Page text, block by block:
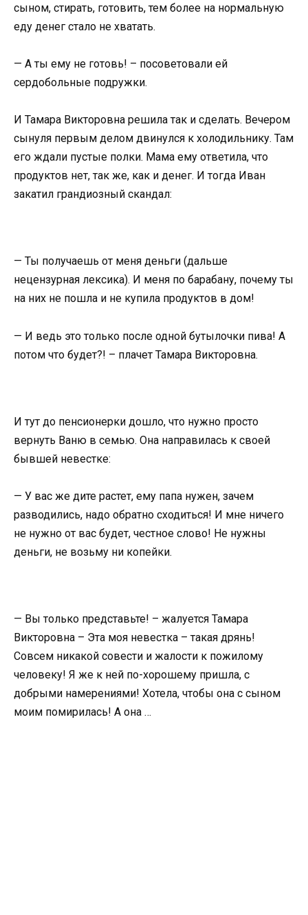
сыном, стирать, готовить, тем более на нормальную
еду денег стало не хватать.
— А ты ему не готовь! – посоветовали ей
сердобольные подружки.
И Тамара Викторовна решила так и сделать. Вечером
сынуля первым делом двинулся к холодильнику. Там
его ждали пустые полки. Мама ему ответила, что
продуктов нет, так же, как и денег. И тогда Иван
закатил грандиозный скандал:
— Ты получаешь от меня деньги (дальше
нецензурная лексика). И меня по барабану, почему ты
на них не пошла и не купила продуктов в дом!
— И ведь это только после одной бутылочки пива! А
потом что будет?! – плачет Тамара Викторовна.
И тут до пенсионерки дошло, что нужно просто
вернуть Ваню в семью. Она направилась к своей
бывшей невестке:
— У вас же дите растет, ему папа нужен, зачем
разводились, надо обратно сходиться! И мне ничего
не нужно от вас будет, честное слово! Не нужны
деньги, не возьму ни копейки.
— Вы только представьте! – жалуется Тамара
Викторовна – Эта моя невестка – такая дрянь!
Совсем никакой совести и жалости к пожилому
человеку! Я же к ней по-хорошему пришла, с
добрыми намерениями! Хотела, чтобы она с сыном
моим помирилась! А она …